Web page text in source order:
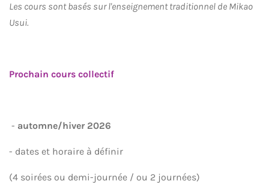
Les cours sont basés sur l'enseignementtraditionnel de Mikao
Usui.
Prochain cours collectif
- automne/hiver 2026
- dates et horaire à définir
(4 soirées ou demi-journée / ou 2 journées)